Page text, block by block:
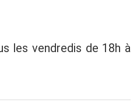
les vendredis de 18h à